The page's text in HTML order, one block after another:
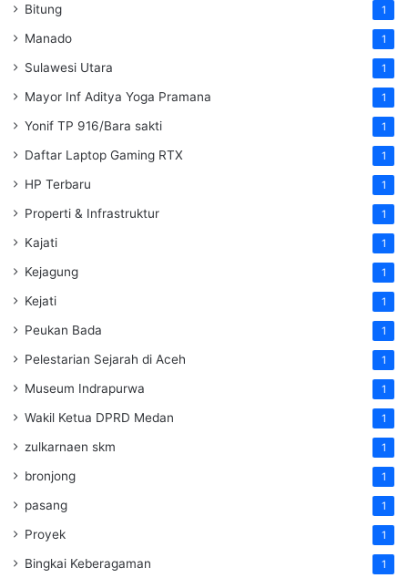
Bitung 1
Manado 1
Sulawesi Utara 1
Mayor Inf Aditya Yoga Pramana 1
Yonif TP 916/Bara sakti 1
Daftar Laptop Gaming RTX 1
HP Terbaru 1
Properti & Infrastruktur 1
Kajati 1
Kejagung 1
Kejati 1
Peukan Bada 1
Pelestarian Sejarah di Aceh 1
Museum Indrapurwa 1
Wakil Ketua DPRD Medan 1
zulkarnaen skm 1
bronjong 1
pasang 1
Proyek 1
Bingkai Keberagaman 1